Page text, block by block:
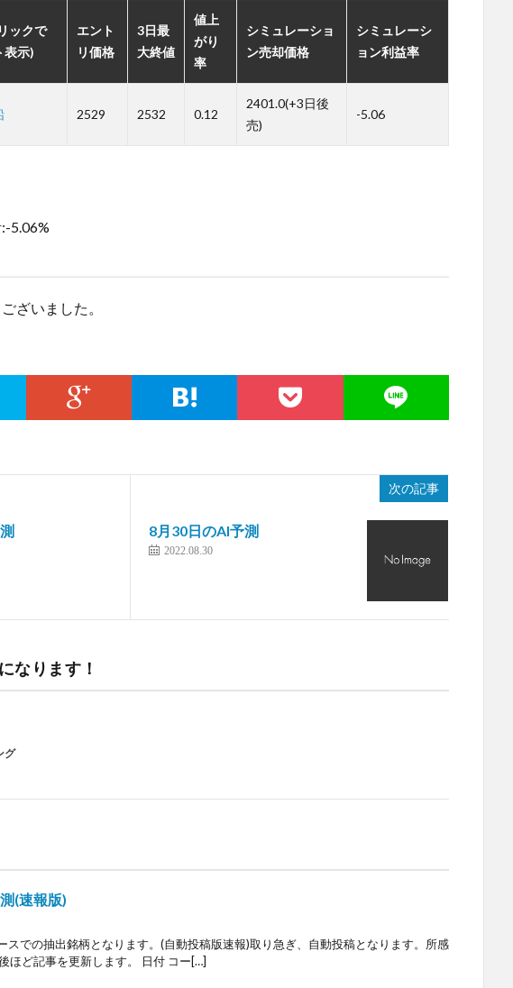
ックで
表示)
エント
リ価格
3日最
大終値
値上
がり
率
シミュレーショ
ン売却価格
シミュレーシ
ョン利益率
2529 2532 0.12
2401.0(+3日後
売)
-5.06
5.06%
ざいました。
次の記事
8月30日のAI予測
2022.08.30
なります！
グ
(速報版)
スでの抽出銘柄となります。(自動投稿版速報)取り急ぎ、自動投稿となります。所感
ほど記事を更新します。 日付 コー[…]